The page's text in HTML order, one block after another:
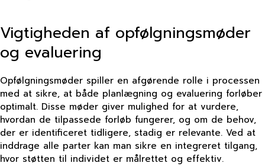
Vigtigheden af opfølgningsmøder
og evaluering
Opfølgningsmøder spiller en afgørende rolle i processen
med at sikre, at både planlægning og evaluering forløber
optimalt. Disse møder giver mulighed for at vurdere,
hvordan de tilpassede forløb fungerer, og om de behov,
der er identificeret tidligere, stadig er relevante. Ved at
inddrage alle parter kan man sikre en integreret tilgang,
hvor støtten til individet er målrettet og effektiv.